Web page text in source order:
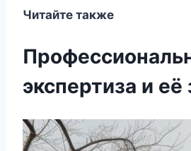
Читайте также
экспертиза и её